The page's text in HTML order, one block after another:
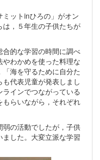
ミットinひろの」がオン
，５年生の子供たちが
合的な学習の時間に調べ
わかめを使った料理な
海を守るために自分た
代表児童が発表しまし
インでつながっている
らいながら，それぞれ
弱の活動でしたが，子供
した。大変立派な学習